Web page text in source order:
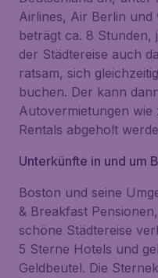
Airlines, Air Berlin und
beträgt ca. 8
der Städtereise auch
ratsam, sich
buchen. Der kann
Autovermietungen wie
Rentals abgeholt
Unterkünfte in und um
Boston und seine
& Breakfast
schöne Städtereise
5 Sterne Hotels und
Geldbeutel. Die